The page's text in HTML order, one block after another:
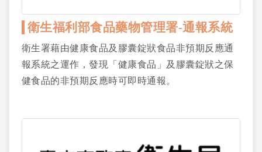
衛生福利部食品藥物管理署-通報系統
衛生署藉由健康食品及膠囊錠狀食品非預期反應通
報系統之運作，發現「健康食品」及膠囊錠狀之保
健食品的非預期反應時可即時通報。